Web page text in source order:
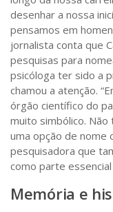
desenhar a nossa
pensamos em
jornalista conta que
pesquisas para
psicóloga ter sido a
chamou a atenção.
órgão científico do
muito simbólico.
uma opção de nome
pesquisadora que
como parte essencial
Memória e